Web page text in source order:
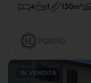
4 1 130m2
PQB250
IN VENDITA